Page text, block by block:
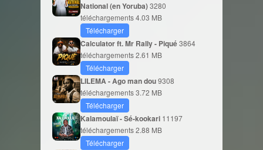
National (en Yoruba)3280
téléchargements4.03 MB
Télécharger
Calculator ft. Mr Rally - Piqué3864
téléchargements2.61 MB
Télécharger
LILEMA - Ago man dou9308
téléchargements3.72 MB
Télécharger
Kalamoulaï - Sé-kookari 11197
téléchargements2.88 MB
Télécharger